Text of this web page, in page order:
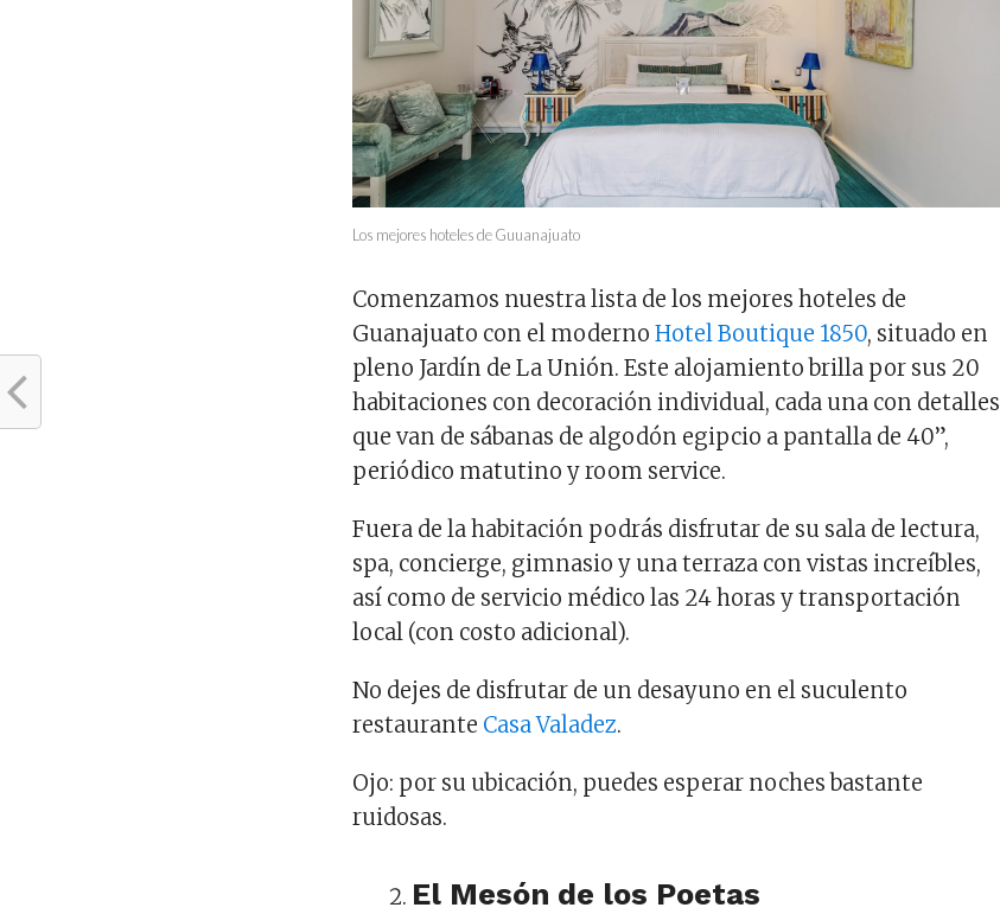
Los mejores hoteles de Guuanajuato
Comenzamos nuestra lista de los mejores hoteles de
Guanajuato con el modernoHotel Boutique 1850, situado en
pleno Jardín de La Unión. Este alojamiento brilla por sus 20
habitaciones con decoración individual, cada una con detalles
que van de sábanas de algodón egipcio a pantalla de 40”,
periódico matutino y room service.
Fuera de la habitación podrás disfrutar de su sala de lectura,
spa, concierge, gimnasio y una terraza con vistas increíbles,
así como de servicio médico las 24 horas y transportación
local (con costo adicional).
No dejes de disfrutar de un desayuno en el suculento
restaurante Casa Valadez.
Ojo: por su ubicación, puedes esperar noches bastante
ruidosas.
El Mesón de los Poetas